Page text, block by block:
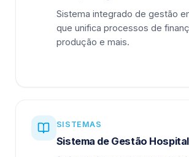
Sistema integrado de gestão
que unifica processos de
produção e mais.
SISTEMAS
Sistema de Gestão